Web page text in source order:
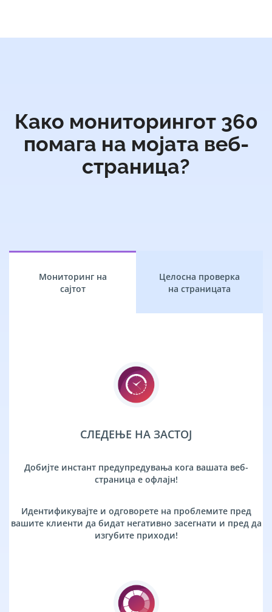
Како мониторингот 360
помага на мојата веб-
страница?
Мониторинг на
сајтот
Целосна проверка
на страницата
СЛЕДЕЊЕ НА ЗАСТОЈ
Добијте инстант предупредувања кога вашата веб-
страница е офлајн!
Идентификувајте и одговорете на проблемите пред
вашите клиенти да бидат негативно засегнати и пред да
изгубите приходи!